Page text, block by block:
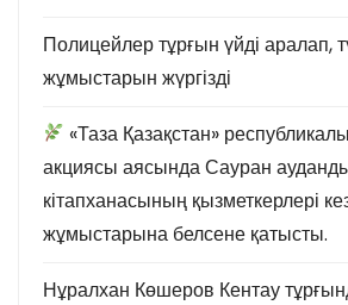
Полицейлер тұрғын үйді аралап,
жұмыстарын жүргізді
«Таза Қазақстан»
акциясы аясында Сауран
кітапханасының қызметкерлері
жұмыстарына белсене қатысты.
Нұралхан Көшеров Кентау